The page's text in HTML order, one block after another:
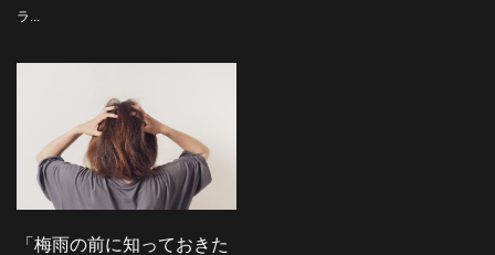
ラ...
「梅雨の前に知っておきた